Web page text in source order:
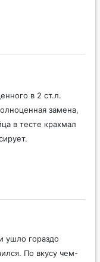
в 2 ст.л.
замена,
в тесте крахмал
ушло гораздо
По вкусу чем-